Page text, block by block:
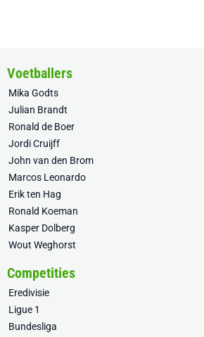
Voetballers
Mika Godts
Julian Brandt
Ronald de Boer
Jordi Cruijff
John van den Brom
Marcos Leonardo
Erik ten Hag
Ronald Koeman
Kasper Dolberg
Wout Weghorst
Competities
Eredivisie
Ligue 1
Bundesliga